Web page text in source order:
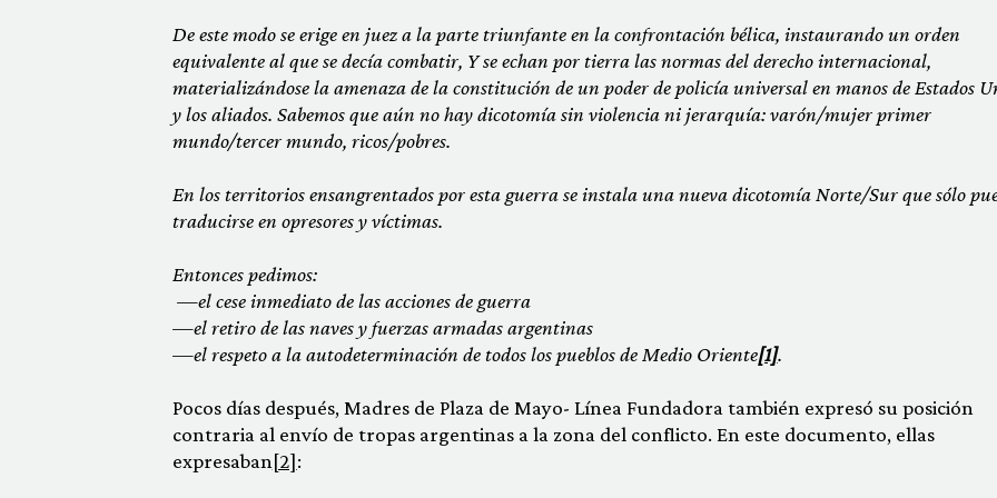
De este modo se erige en juez a la parte triunfante en la confrontación bélica, instaurando un orden
equivalente al que se decía combatir, Y se echan por tierra las normas del derecho internacional,
materializándose la amenaza de la constitución de un poder de policía universal en manos de Estados
y los aliados. Sabemos que aún no hay dicotomía sin violencia ni jerarquía: varón/mujer primer
mundo/tercer mundo, ricos/pobres.
En los territorios ensangrentados por esta guerra se instala una nueva dicotomía Norte/Sur que sólo
traducirse en opresores y víctimas.
Entonces pedimos:
—el cese inmediato de las acciones de guerra
—el retiro de las naves y fuerzas armadas argentinas
—el respeto a la autodeterminación de todos los pueblos de Medio Oriente[1].
Pocos días después, Madres de Plaza de Mayo- Línea Fundadora también expresó su posición
contraria al envío de tropas argentinas a la zona del conflicto. En este documento, ellas
expresaban[2]: